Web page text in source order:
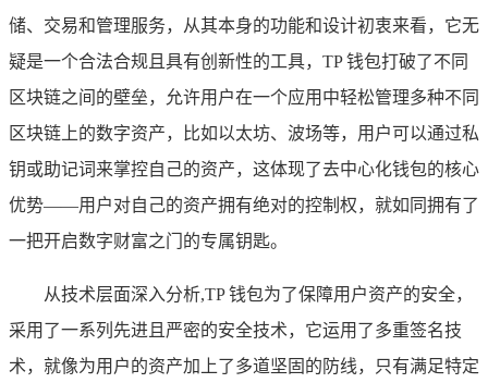
储、交易和管理服务，从其本身的功能和设计初衷来看，它无
疑是一个合法合规且具有创新性的工具，TP 钱包打破了不同
区块链之间的壁垒，允许用户在一个应用中轻松管理多种不同
区块链上的数字资产，比如以太坊、波场等，用户可以通过私
钥或助记词来掌控自己的资产，这体现了去中心化钱包的核心
优势——用户对自己的资产拥有绝对的控制权，就如同拥有了
一把开启数字财富之门的专属钥匙。
从技术层面深入分析,TP 钱包为了保障用户资产的安全，
采用了一系列先进且严密的安全技术，它运用了多重签名技
术，就像为用户的资产加上了多道坚固的防线，只有满足特定